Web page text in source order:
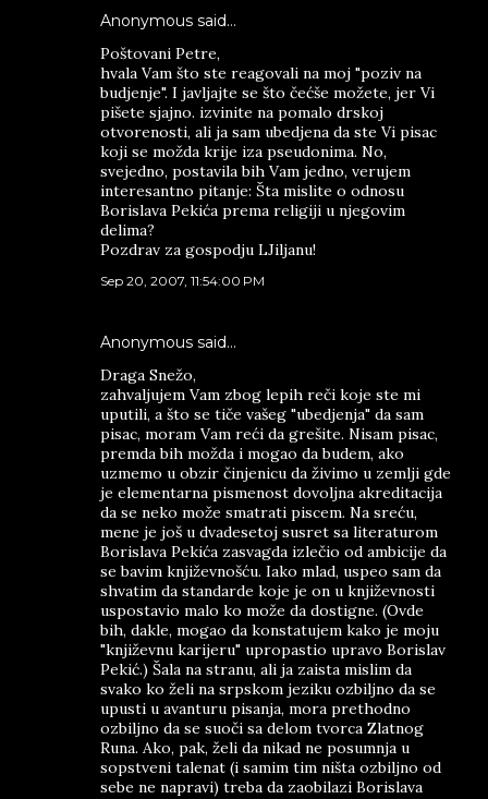
Anonymous said…
Poštovani Petre,
hvala Vam što ste reagovali na moj "poziv na
budjenje". I javljajte se što čećše možete, jer Vi
pišete sjajno. izvinite na pomalo drskoj
otvorenosti, ali ja sam ubedjena da ste Vi pisac
koji se možda krije iza pseudonima. No,
svejedno, postavila bih Vam jedno, verujem
interesantno pitanje: Šta mislite o odnosu
Borislava Pekića prema religiji u njegovim
delima?
Pozdrav za gospodju LJiljanu!
Sep 20, 2007, 11:54:00 PM
Anonymous said…
Draga Snežo,
zahvaljujem Vam zbog lepih reči koje ste mi
uputili, a što se tiče vašeg "ubedjenja" da sam
pisac, moram Vam reći da grešite. Nisam pisac,
premda bih možda i mogao da budem, ako
uzmemo u obzir činjenicu da živimo u zemlji gde
je elementarna pismenost dovoljna akreditacija
da se neko može smatrati piscem. Na sreću,
mene je još u dvadesetoj susret sa literaturom
Borislava Pekića zasvagda izlečio od ambicije da
se bavim književnošću. Iako mlad, uspeo sam da
shvatim da standarde koje je on u književnosti
uspostavio malo ko može da dostigne. (Ovde
bih, dakle, mogao da konstatujem kako je moju
"književnu karijeru" upropastio upravo Borislav
Pekić.) Šala na stranu, ali ja zaista mislim da
svako ko želi na srpskom jeziku ozbiljno da se
upusti u avanturu pisanja, mora prethodno
ozbiljno da se suoči sa delom tvorca Zlatnog
Runa. Ako, pak, želi da nikad ne posumnja u
sopstveni talenat (i samim tim ništa ozbiljno od
sebe ne napravi) treba da zaobilazi Borislava